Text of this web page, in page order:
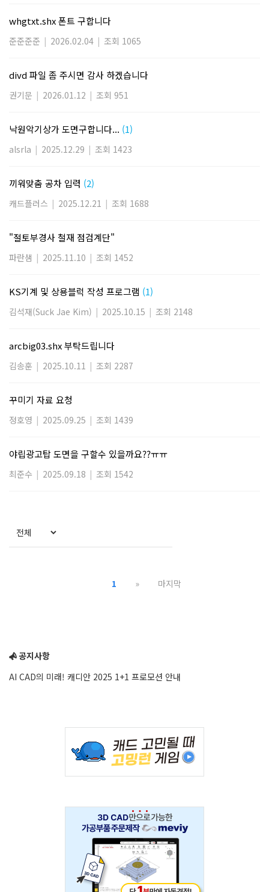
whgtxt.shx 폰트 구합니다
준준준준 | 2026.02.04 | 조회 1065
divd 파일 좀 주시면 감사 하겠습니다
권기문 | 2026.01.12 | 조회 951
낙원악기상가 도면구합니다... (1)
alsrla | 2025.12.29 | 조회 1423
끼워맞춤 공차 입력 (2)
캐드플러스 | 2025.12.21 | 조회 1688
"절토부경사 철재 점검계단"
파란샘 | 2025.11.10 | 조회 1452
KS기계 및 상용블럭 작성 프로그램 (1)
김석재(Suck Jae Kim) | 2025.10.15 | 조회 2148
arcbig03.shx 부탁드립니다
김송훈 | 2025.10.11 | 조회 2287
꾸미기 자료 요청
정호영 | 2025.09.25 | 조회 1439
야립광고탑 도면을 구할수 있을까요??ㅠㅠ
최준수 | 2025.09.18 | 조회 1542
1 » 마지막
공지사항
AI CAD의 미래! 캐디안 2025 1+1 프로모션 안내